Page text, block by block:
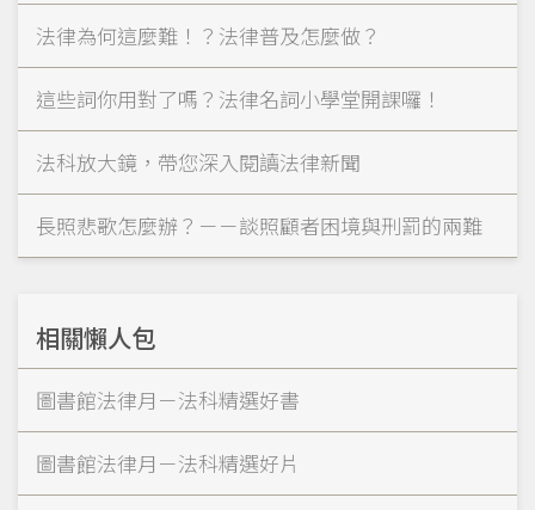
法律為何這麼難！？法律普及怎麼做？
這些詞你用對了嗎？法律名詞小學堂開課囉！
法科放大鏡，帶您深入閱讀法律新聞
長照悲歌怎麼辦？－－談照顧者困境與刑罰的兩難
相關懶人包
圖書館法律月－法科精選好書
圖書館法律月－法科精選好片